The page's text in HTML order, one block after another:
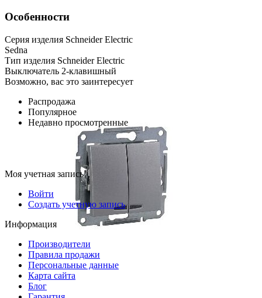
Особенности
Серия изделия Schneider Electric
Sedna
Тип изделия Schneider Electric
Выключатель 2-клавишный
Возможно, вас это заинтересует
Распродажа
Популярное
Недавно просмотренные
Моя учетная запись
Войти
Создать учетную запись
Информация
Производители
Правила продажи
Персональные данные
Карта сайта
Блог